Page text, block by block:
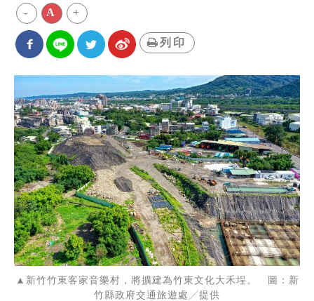
- A +
列印
▲新竹竹東客家音樂村，將擴建為竹東文化大禾埕。 圖：新
竹縣政府交通旅遊處╱提供